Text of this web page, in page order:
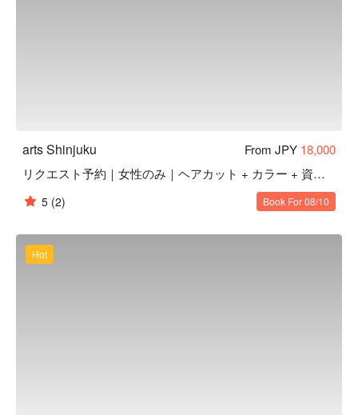
arts Shinjuku From JPY 18,000
リクエスト予約｜女性のみ｜ヘアカット + カラー + 資生堂 髪質改善サブリミックトリートメント
5 (2) Book For 08/10
Hot